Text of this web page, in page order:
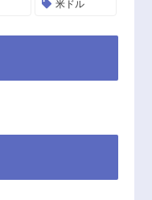
米ドル